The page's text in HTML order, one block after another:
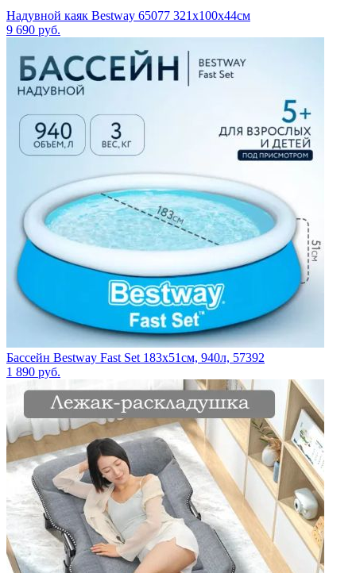
Надувной каяк Bestway 65077 321x100x44см
9 690 руб.
Бассейн Bestway Fast Set 183х51см, 940л, 57392
1 890 руб.